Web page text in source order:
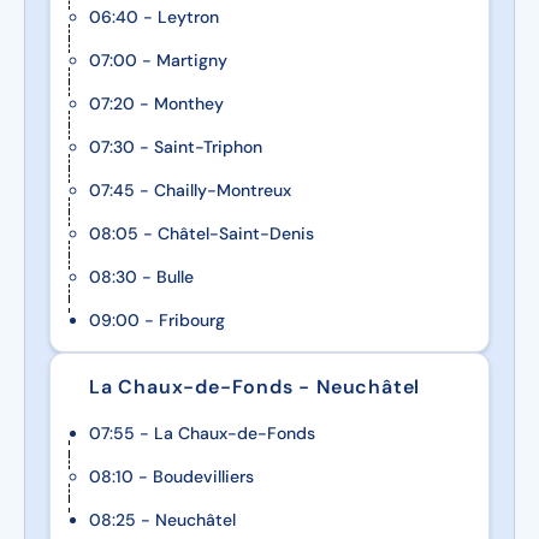
06:40 - Leytron
07:00 - Martigny
07:20 - Monthey
07:30 - Saint-Triphon
07:45 - Chailly-Montreux
08:05 - Châtel-Saint-Denis
08:30 - Bulle
09:00 - Fribourg
La Chaux-de-Fonds - Neuchâtel
07:55 - La Chaux-de-Fonds
08:10 - Boudevilliers
08:25 - Neuchâtel